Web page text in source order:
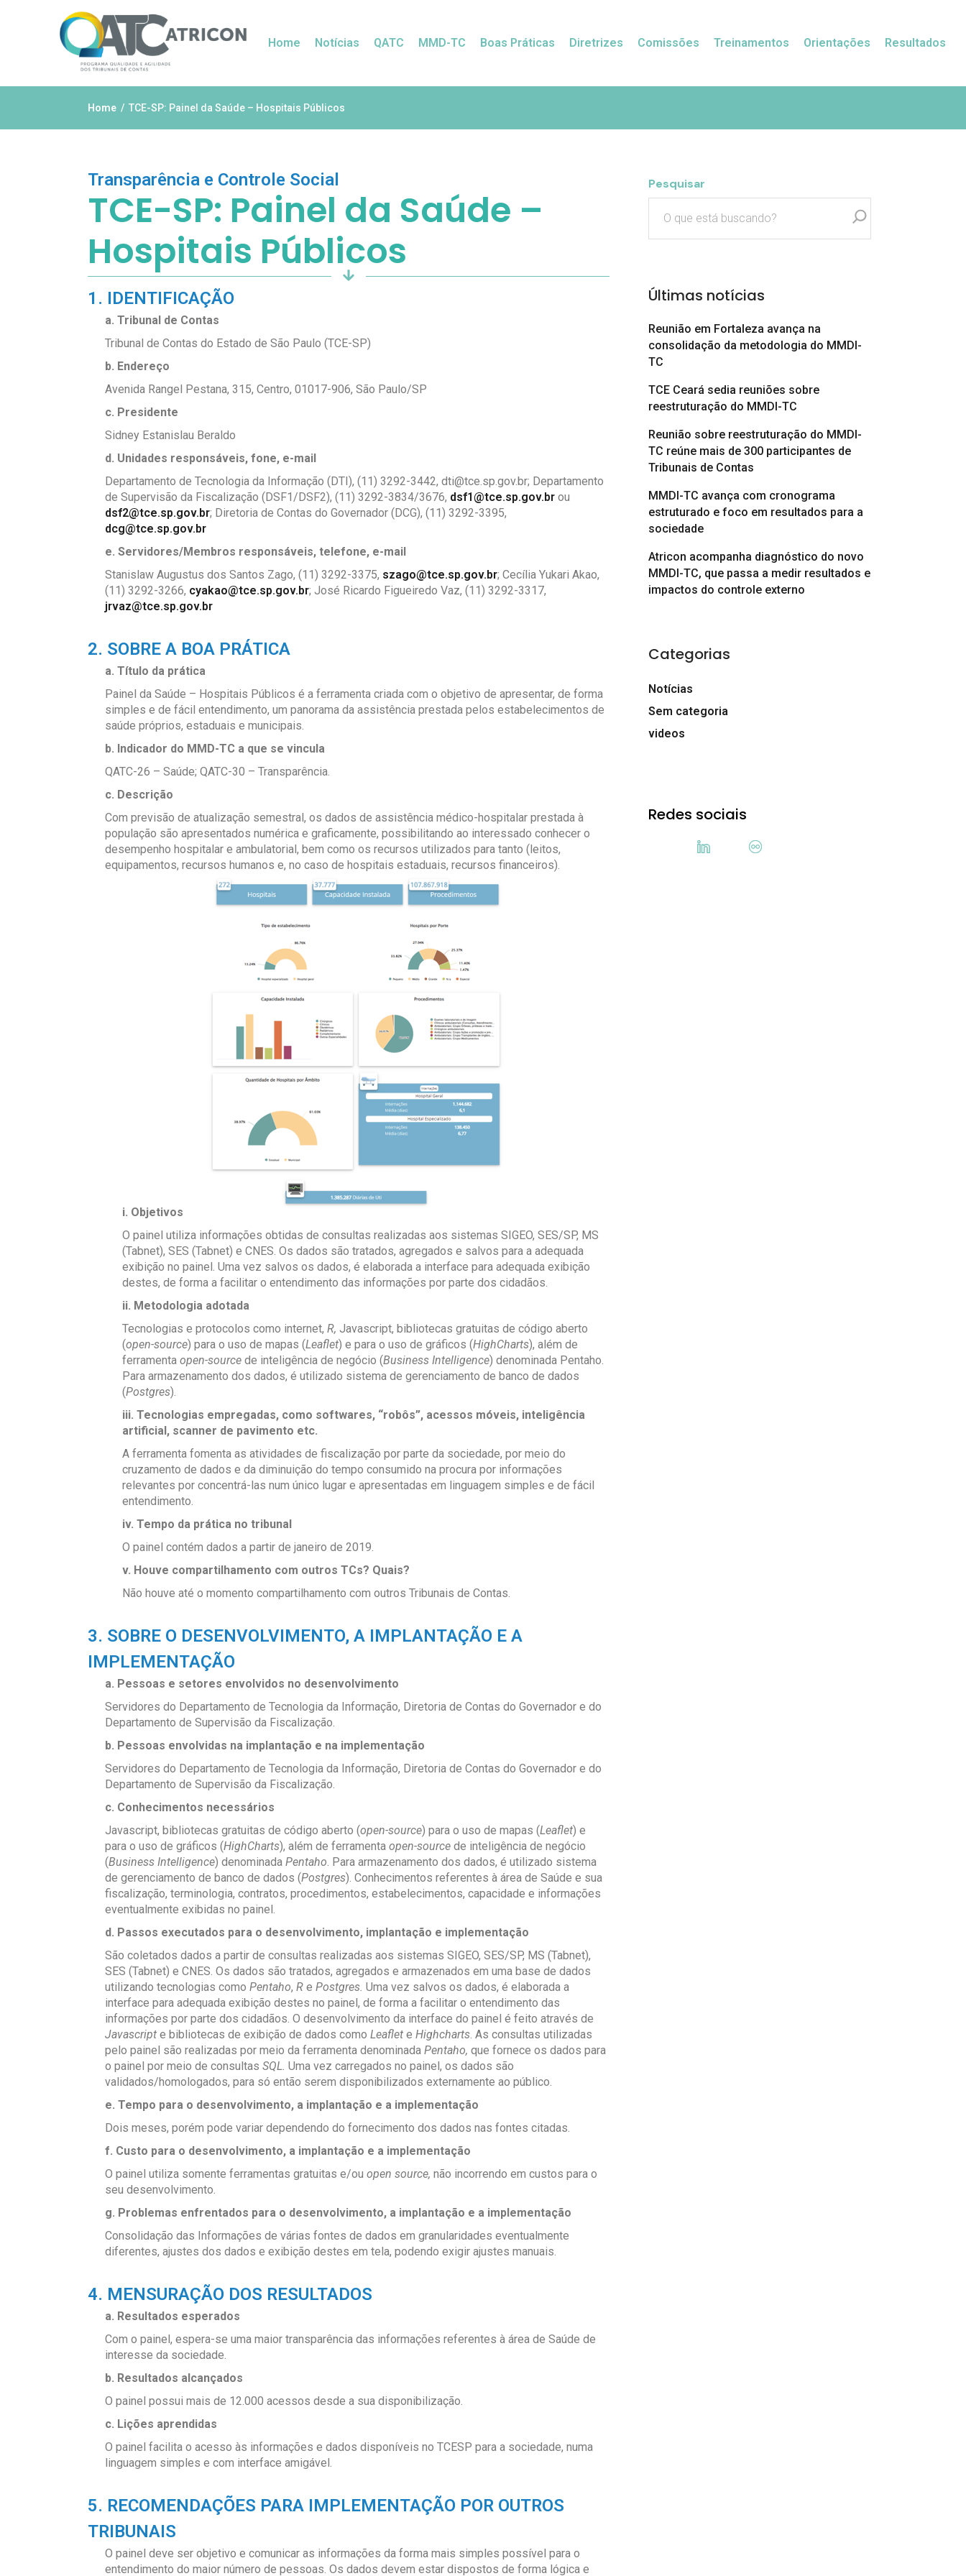
Home Notícias QATC MMD-TC Boas Práticas Diretrizes Comissões Treinamentos Orientações Resultados
Home TCE-SP: Painel da Saúde – Hospitais Públicos
Transparência e Controle Social
TCE-SP: Painel da Saúde –
Hospitais Públicos
1. IDENTIFICAÇÃO
a. Tribunal de Contas
Tribunal de Contas do Estado de São Paulo (TCE-SP)
b. Endereço
Avenida Rangel Pestana, 315, Centro, 01017-906, São Paulo/SP
c. Presidente
Sidney Estanislau Beraldo
d. Unidades responsáveis, fone, e-mail
Departamento de Tecnologia da Informação (DTI), (11) 3292-3442, dti@tce.sp.gov.br; Departamento
de Supervisão da Fiscalização (DSF1/DSF2), (11) 3292-3834/3676, dsf1@tce.sp.gov.br ou
dsf2@tce.sp.gov.br; Diretoria de Contas do Governador (DCG), (11) 3292-3395,
dcg@tce.sp.gov.br
e. Servidores/Membros responsáveis, telefone, e-mail
Stanislaw Augustus dos Santos Zago, (11) 3292-3375, szago@tce.sp.gov.br; Cecília Yukari Akao,
(11) 3292-3266, cyakao@tce.sp.gov.br; José Ricardo Figueiredo Vaz, (11) 3292-3317,
jrvaz@tce.sp.gov.br
2. SOBRE A BOA PRÁTICA
a. Título da prática
Painel da Saúde – Hospitais Públicos é a ferramenta criada com o objetivo de apresentar, de forma
simples e de fácil entendimento, um panorama da assistência prestada pelos estabelecimentos de
saúde próprios, estaduais e municipais.
b. Indicador do MMD-TC a que se vincula
QATC-26 – Saúde; QATC-30 – Transparência.
c. Descrição
Com previsão de atualização semestral, os dados de assistência médico-hospitalar prestada à
população são apresentados numérica e graficamente, possibilitando ao interessado conhecer o
desempenho hospitalar e ambulatorial, bem como os recursos utilizados para tanto (leitos,
equipamentos, recursos humanos e, no caso de hospitais estaduais, recursos financeiros).
i. Objetivos
O painel utiliza informações obtidas de consultas realizadas aos sistemas SIGEO, SES/SP, MS
(Tabnet), SES (Tabnet) e CNES. Os dados são tratados, agregados e salvos para a adequada
exibição no painel. Uma vez salvos os dados, é elaborada a interface para adequada exibição
destes, de forma a facilitar o entendimento das informações por parte dos cidadãos.
ii. Metodologia adotada
Tecnologias e protocolos como internet, R, Javascript, bibliotecas gratuitas de código aberto
(open-source) para o uso de mapas (Leaflet) e para o uso de gráficos (HighCharts), além de
ferramenta open-source de inteligência de negócio (Business Intelligence) denominada Pentaho.
Para armazenamento dos dados, é utilizado sistema de gerenciamento de banco de dados
(Postgres).
iii. Tecnologias empregadas, como softwares, “robôs”, acessos móveis, inteligência
artificial, scanner de pavimento etc.
A ferramenta fomenta as atividades de fiscalização por parte da sociedade, por meio do
cruzamento de dados e da diminuição do tempo consumido na procura por informações
relevantes por concentrá-las num único lugar e apresentadas em linguagem simples e de fácil
entendimento.
iv. Tempo da prática no tribunal
O painel contém dados a partir de janeiro de 2019.
v. Houve compartilhamento com outros TCs? Quais?
Não houve até o momento compartilhamento com outros Tribunais de Contas.
3. SOBRE O DESENVOLVIMENTO, A IMPLANTAÇÃO E A
IMPLEMENTAÇÃO
a. Pessoas e setores envolvidos no desenvolvimento
Servidores do Departamento de Tecnologia da Informação, Diretoria de Contas do Governador e do
Departamento de Supervisão da Fiscalização.
b. Pessoas envolvidas na implantação e na implementação
Servidores do Departamento de Tecnologia da Informação, Diretoria de Contas do Governador e do
Departamento de Supervisão da Fiscalização.
c. Conhecimentos necessários
Javascript, bibliotecas gratuitas de código aberto (open-source) para o uso de mapas (Leaflet) e
para o uso de gráficos (HighCharts), além de ferramenta open-source de inteligência de negócio
(Business Intelligence) denominada Pentaho. Para armazenamento dos dados, é utilizado sistema
de gerenciamento de banco de dados (Postgres). Conhecimentos referentes à área de Saúde e sua
fiscalização, terminologia, contratos, procedimentos, estabelecimentos, capacidade e informações
eventualmente exibidas no painel.
d. Passos executados para o desenvolvimento, implantação e implementação
São coletados dados a partir de consultas realizadas aos sistemas SIGEO, SES/SP, MS (Tabnet),
SES (Tabnet) e CNES. Os dados são tratados, agregados e armazenados em uma base de dados
utilizando tecnologias como Pentaho, R e Postgres. Uma vez salvos os dados, é elaborada a
interface para adequada exibição destes no painel, de forma a facilitar o entendimento das
informações por parte dos cidadãos. O desenvolvimento da interface do painel é feito através de
Javascript e bibliotecas de exibição de dados como Leaflet e Highcharts. As consultas utilizadas
pelo painel são realizadas por meio da ferramenta denominada Pentaho, que fornece os dados para
o painel por meio de consultas SQL. Uma vez carregados no painel, os dados são
validados/homologados, para só então serem disponibilizados externamente ao público.
e. Tempo para o desenvolvimento, a implantação e a implementação
Dois meses, porém pode variar dependendo do fornecimento dos dados nas fontes citadas.
f. Custo para o desenvolvimento, a implantação e a implementação
O painel utiliza somente ferramentas gratuitas e/ou open source, não incorrendo em custos para o
seu desenvolvimento.
g. Problemas enfrentados para o desenvolvimento, a implantação e a implementação
Consolidação das Informações de várias fontes de dados em granularidades eventualmente
diferentes, ajustes dos dados e exibição destes em tela, podendo exigir ajustes manuais.
4. MENSURAÇÃO DOS RESULTADOS
a. Resultados esperados
Com o painel, espera-se uma maior transparência das informações referentes à área de Saúde de
interesse da sociedade.
b. Resultados alcançados
O painel possui mais de 12.000 acessos desde a sua disponibilização.
c. Lições aprendidas
O painel facilita o acesso às informações e dados disponíveis no TCESP para a sociedade, numa
linguagem simples e com interface amigável.
5. RECOMENDAÇÕES PARA IMPLEMENTAÇÃO POR OUTROS
TRIBUNAIS
O painel deve ser objetivo e comunicar as informações da forma mais simples possível para o
entendimento do maior número de pessoas. Os dados devem estar dispostos de forma lógica e
Pesquisar
Últimas notícias
Reunião em Fortaleza avança na
consolidação da metodologia do MMDI-
TC
TCE Ceará sedia reuniões sobre
reestruturação do MMDI-TC
Reunião sobre reestruturação do MMDI-
TC reúne mais de 300 participantes de
Tribunais de Contas
MMDI-TC avança com cronograma
estruturado e foco em resultados para a
sociedade
Atricon acompanha diagnóstico do novo
MMDI-TC, que passa a medir resultados e
impactos do controle externo
Categorias
Notícias
Sem categoria
videos
Redes sociais